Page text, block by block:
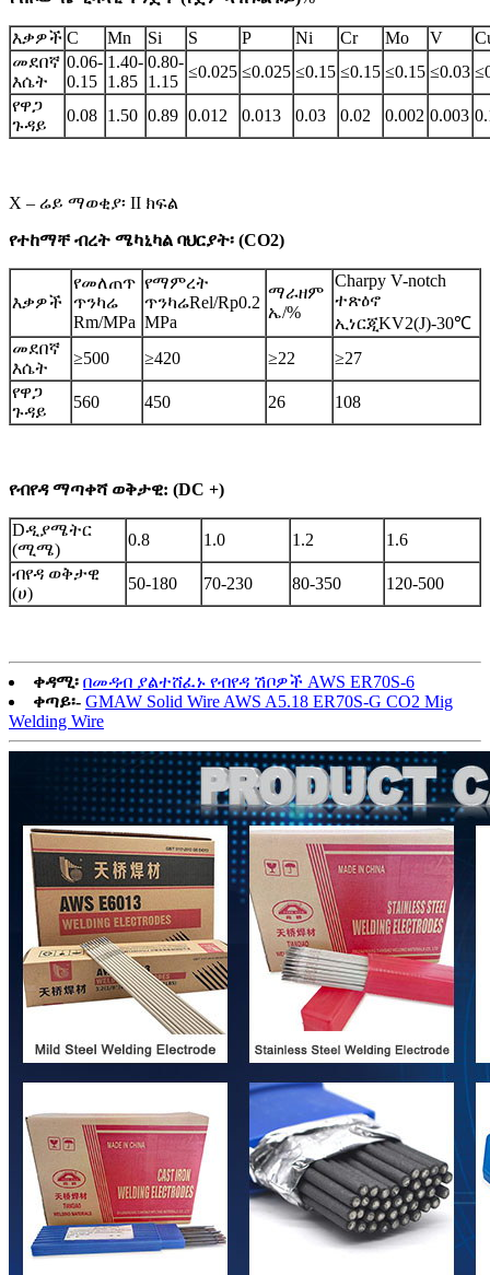
እቃዎች C Mn Si S P Ni Cr Mo V
መደበኛ
እሴት
0.06-
0.15
1.40-
1.85
0.80-
1.15
≤0.025 ≤0.025 ≤0.15 ≤0.15 ≤0.15 ≤0.03
የዋጋ
ጉዳይ
0.08 1.50 0.89 0.012 0.013 0.03 0.02 0.002 0.003
X – ሬይ ማወቂያ፡ II ክፍል
የተከማቸ ብረት ሜካኒካል ባህርያት፡ (CO2)
እቃዎች
የመለጠጥ
ጥንካሬ
Rm/MPa
የማምረት
ጥንካሬRel/Rp0.2
MPa
ማራዘም
ኤ/%
Charpy V-notch
ተጽዕኖ
ኢነርጂKV2(J)-30℃
መደበኛ
እሴት
≥500 ≥420 ≥22
≥27
የዋጋ
ጉዳይ
560 450 26 108
የብየዳ ማጣቀሻ ወቅታዊ: (DC +)
Dዲያሜትር
(ሚሜ)
0.8 1.0 1.2
1.6
ብየዳ ወቅታዊ
(ሀ)
50-180 70-230 80-350 120-500
ቀዳሚ፡ በመዳብ ያልተሸፈኑ የብየዳ ሽቦዎች AWS ER70S-6
ቀጣይ፡- GMAW Solid Wire AWS A5.18 ER70S-G CO2 Mig
Welding Wire